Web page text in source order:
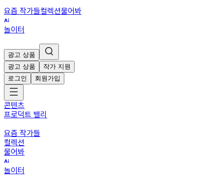
요즘 작가들컬렉션물어봐
놀이터
광고 상품
광고 상품
작가 지원
로그인
회원가입
콘텐츠
프로덕트 밸리
요즘 작가들
컬렉션
물어봐
놀이터